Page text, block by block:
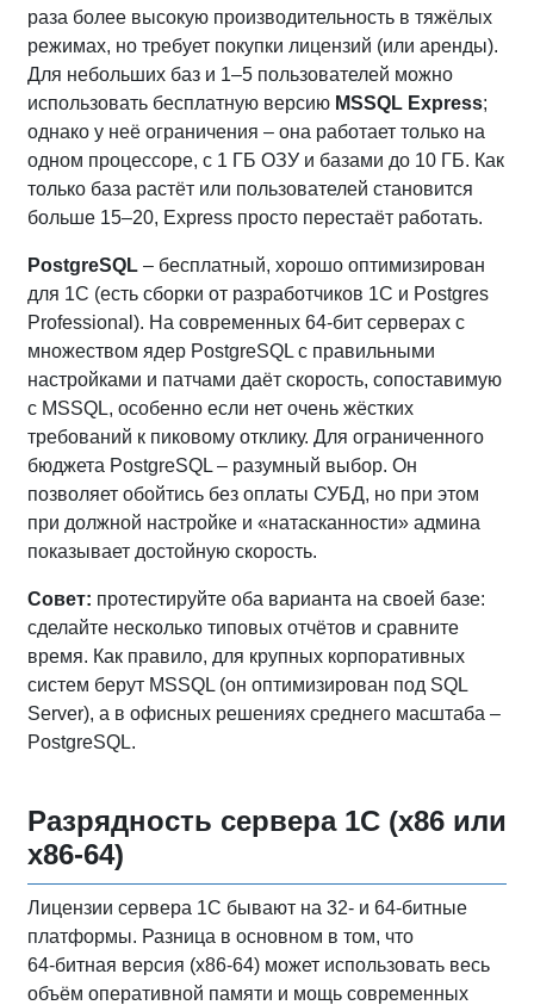
раза более высокую производительность в тяжёлых
режимах, но требует покупки лицензий (или аренды).
Для небольших баз и 1–5 пользователей можно
использовать бесплатную версию MSSQL Express;
однако у неё ограничения – она работает только на
одном процессоре, с 1 ГБ ОЗУ и базами до 10 ГБ. Как
только база растёт или пользователей становится
больше 15–20, Express просто перестаёт работать.
PostgreSQL – бесплатный, хорошо оптимизирован
для 1С (есть сборки от разработчиков 1С и Postgres
Professional). На современных 64‑бит серверах с
множеством ядер PostgreSQL с правильными
настройками и патчами даёт скорость, сопоставимую
с MSSQL, особенно если нет очень жёстких
требований к пиковому отклику. Для ограниченного
бюджета PostgreSQL – разумный выбор. Он
позволяет обойтись без оплаты СУБД, но при этом
при должной настройке и «натасканности» админа
показывает достойную скорость.
Совет: протестируйте оба варианта на своей базе:
сделайте несколько типовых отчётов и сравните
время. Как правило, для крупных корпоративных
систем берут MSSQL (он оптимизирован под SQL
Server), а в офисных решениях среднего масштаба –
PostgreSQL.
Разрядность сервера 1С (x86 или
x86-64)
Лицензии сервера 1С бывают на 32‑ и 64‑битные
платформы. Разница в основном в том, что
64‑битная версия (x86-64) может использовать весь
объём оперативной памяти и мощь современных